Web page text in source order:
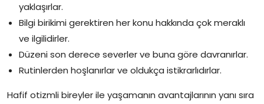
yaklaşırlar.
Bilgi birikimi gerektiren her konu hakkında çok meraklı
ve ilgilidirler.
Düzeni son derece severler ve buna göre davranırlar.
Rutinlerden hoşlanırlar ve oldukça istikrarlıdırlar.
Hafif otizmli bireyler ile yaşamanın avantajlarının yanı sıra